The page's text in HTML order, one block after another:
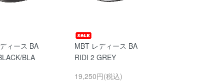
ィース BA
BLA
MBT レディース BA
RIDI 2 GREY
19,250円(税込)